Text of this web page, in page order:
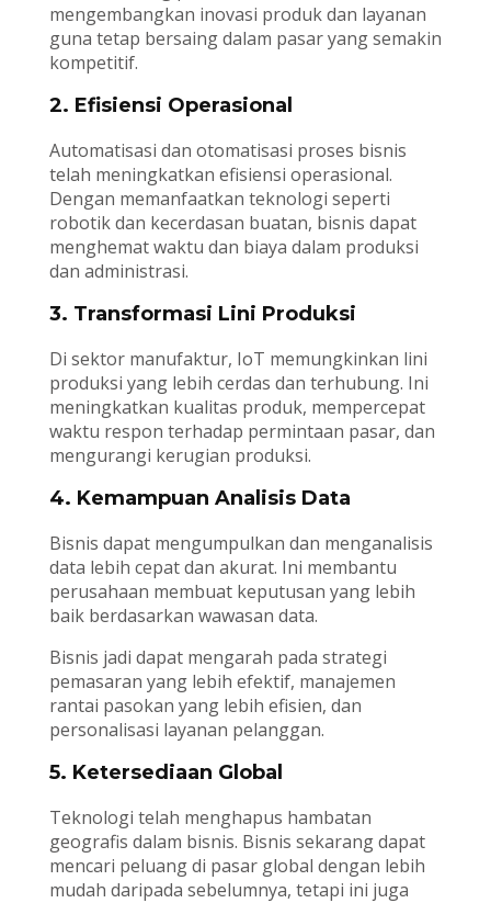
mengembangkan inovasi produk dan layanan
guna tetap bersaing dalam pasar yang semakin
kompetitif.
2. Efisiensi Operasional
Automatisasi dan otomatisasi proses bisnis
telah meningkatkan efisiensi operasional.
Dengan memanfaatkan teknologi seperti
robotik dan kecerdasan buatan, bisnis dapat
menghemat waktu dan biaya dalam produksi
dan administrasi.
3. Transformasi Lini Produksi
Di sektor manufaktur, IoT memungkinkan lini
produksi yang lebih cerdas dan terhubung. Ini
meningkatkan kualitas produk, mempercepat
waktu respon terhadap permintaan pasar, dan
mengurangi kerugian produksi.
4. Kemampuan Analisis Data
Bisnis dapat mengumpulkan dan menganalisis
data lebih cepat dan akurat. Ini membantu
perusahaan membuat keputusan yang lebih
baik berdasarkan wawasan data.
Bisnis jadi dapat mengarah pada strategi
pemasaran yang lebih efektif, manajemen
rantai pasokan yang lebih efisien, dan
personalisasi layanan pelanggan.
5. Ketersediaan Global
Teknologi telah menghapus hambatan
geografis dalam bisnis. Bisnis sekarang dapat
mencari peluang di pasar global dengan lebih
mudah daripada sebelumnya, tetapi ini juga